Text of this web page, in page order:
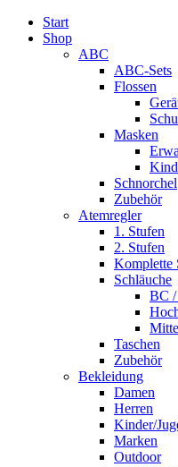
Start
Shop
ABC
ABC-Sets
Flossen
Masken
Schnorchel
Zubehör
Atemregler
1. Stufen
2. Stufen
Komplette
Schläuche
BC
Taschen
Zubehör
Bekleidung
Damen
Herren
Kinder/
Marken
Outdoor